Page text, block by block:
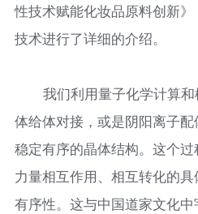
性技术赋能化妆品原料创新
技术进行了详细的介绍。
我们利用量子化学计算
体给体对接，或是阴阳离子
稳定有序的晶体结构。这个
力量相互作用、相互转化的
有序性。这与中国道家文化